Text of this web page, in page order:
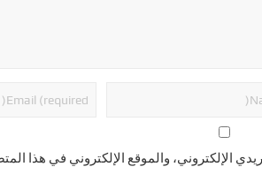
الإلكتروني، والموقع الإلكتروني في هذا